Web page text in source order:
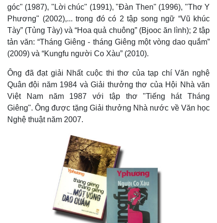
góc" (1987), "Lời chúc" (1991), "Đàn Then" (1996), "Thơ Y
Phương" (2002),... trong đó có 2 tập song ngữ “Vũ khúc
Tày” (Tủng Tày) và “Hoa quả chuông” (Bjooc ăn lình); 2 tập
tản văn: “Tháng Giêng - tháng Giêng một vòng dao quắm”
(2009) và “Kungfu người Co Xàu” (2010).
Ông đã đạt giải Nhất cuộc thi thơ của tạp chí Văn nghệ
Quân đội năm 1984 và Giải thưởng thơ của Hội Nhà văn
Việt Nam năm 1987 với tập thơ "Tiếng hát Tháng
Giêng". Ông được tặng Giải thưởng Nhà nước về Văn học
Nghệ thuật năm 2007.